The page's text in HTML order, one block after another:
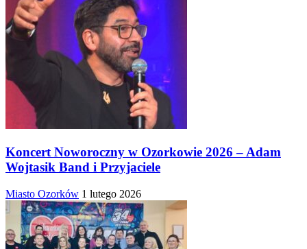
Koncert Noworoczny w Ozorkowie 2026 – Adam
Wojtasik Band i Przyjaciele
Miasto Ozorków 1 lutego 2026